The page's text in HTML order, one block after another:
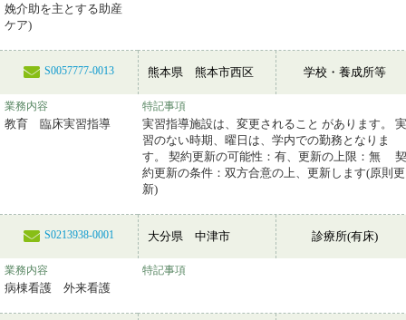
娩介助を主とする助産
ケア)
S0057777-0013 熊本県 熊本市西区 学校・養成所等
業務内容
教育 臨床実習指導
特記事項
実習指導施設は、変更されること があります。 実
習のない時期、曜日は、学内での勤務となりま
す。 契約更新の可能性：有、更新の上限：無 契
約更新の条件：双方合意の上、更新します(原則更
新)
S0213938-0001 大分県 中津市 診療所(有床)
業務内容
病棟看護 外来看護
特記事項